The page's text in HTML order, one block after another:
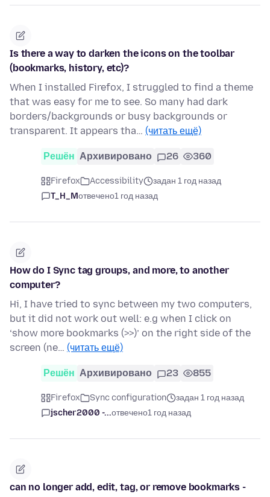
Is there a way to darken the icons on the toolbar
(bookmarks, history, etc)?
When I installed Firefox, I struggled to find a theme
that was easy for me to see. So many had dark
borders/backgrounds or busy backgrounds or
transparent. It appears tha… (читать ещё)
Решён Архивировано 26 360
Firefox Accessibility
задан 1 год назад
T_H_Mотвечено1 год назад
How do I Sync tag groups, and more, to another
computer?
Hi, I have tried to sync between my two computers,
but it did not work out well: e.g when I click on
‘show more bookmarks (>>)’ on the right side of the
screen (ne… (читать ещё)
Решён Архивировано 23 855
Firefox Sync configuration
задан 1 год назад
jscher2000 -...отвечено1 год назад
can no longer add, edit, tag, or remove bookmarks -